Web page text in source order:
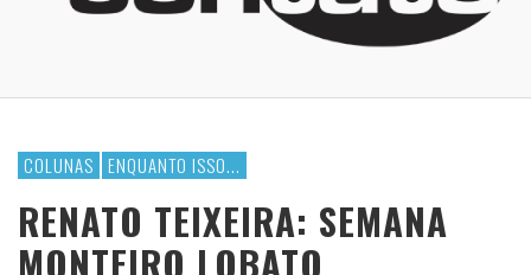
COLUNAS ENQUANTO ISSO...
RENATO TEIXEIRA: SEMANA
MONTEIRO LOBATO